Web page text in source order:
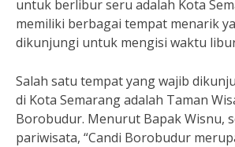
untuk berlibur seru adalah Kota
memiliki berbagai tempat menarik
dikunjungi untuk mengisi waktu
Salah satu tempat yang wajib
di Kota Semarang adalah Taman
Borobudur. Menurut Bapak Wisnu,
pariwisata, “Candi Borobudur